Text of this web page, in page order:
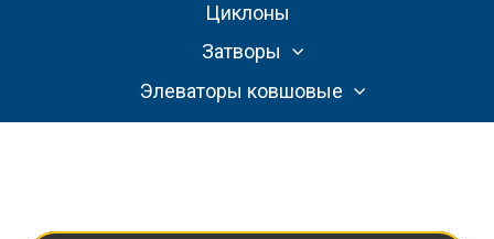
Циклоны
Затворы
Элеваторы ковшовые